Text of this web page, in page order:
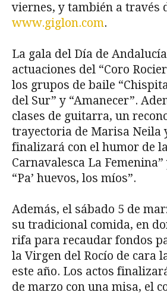
viernes, y también a través
www.giglon.com.
La gala del Día de
actuaciones del “Coro
los grupos de baile
del Sur” y “Amanecer”.
clases de guitarra, un
trayectoria de Marisa Neila
finalizará con el humor de
Carnavalesca La
“Pa’ huevos, los míos”.
Además, el sábado 5 de
su tradicional comida, en
rifa para recaudar fondos
la Virgen del Rocío de cara
este año. Los actos
de marzo con una misa, el